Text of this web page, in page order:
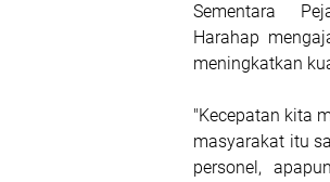
Sementara
Harahap
meningkatkan
"Kecepatan kita
masyarakat itu
personel,